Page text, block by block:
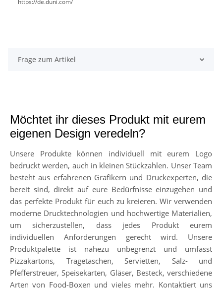
Frage zum Artikel
Möchtet ihr dieses Produkt mit eurem
eigenen Design veredeln?
Unsere Produkte können individuell mit eurem Logo
bedruckt werden, auch in kleinen Stückzahlen. Unser Team
besteht aus erfahrenen Grafikern und Druckexperten, die
bereit sind, direkt auf eure Bedürfnisse einzugehen und
das perfekte Produkt für euch zu kreieren. Wir verwenden
moderne Drucktechnologien und hochwertige Materialien,
um sicherzustellen, dass jedes Produkt eurem
individuellen Anforderungen gerecht wird. Unsere
Produktpalette ist nahezu unbegrenzt und umfasst
Pizzakartons, Tragetaschen, Servietten, Salz- und
Pfefferstreuer, Speisekarten, Gläser, Besteck, verschiedene
Arten von Food-Boxen und vieles mehr. Kontaktiert uns